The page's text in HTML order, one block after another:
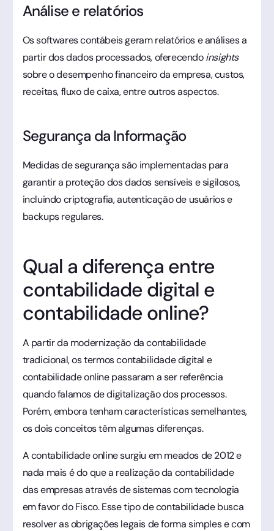
Análise e relatórios
Os softwares contábeis geram relatórios e análises a
partir dos dados processados, oferecendoinsights
sobre o desempenho financeiro da empresa, custos,
receitas, fluxo de caixa, entre outros aspectos.
Segurança da Informação
Medidas de segurança são implementadas para
garantir a proteção dos dados sensíveis e sigilosos,
incluindo criptografia, autenticação de usuários e
backups regulares.
Qual a diferença entre
contabilidade digital e
contabilidade online?
A partir da modernização da contabilidade
tradicional, os termos contabilidade digital e
contabilidade online passaram a ser referência
quando falamos de digitalização dos processos.
Porém, embora tenham características semelhantes,
os dois conceitos têm algumas diferenças.
A contabilidade online surgiu em meados de 2012 e
nada mais é do que a realização da contabilidade
das empresas através de sistemas com tecnologia
em favor do Fisco. Esse tipo de contabilidade busca
resolver as obrigações legais de forma simples e com